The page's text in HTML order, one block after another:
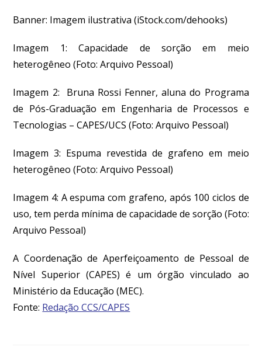
Banner: Imagem ilustrativa (iStock.com/dehooks)
Imagem 1:Capacidade de sorção em meio
heterogêneo (Foto: Arquivo Pessoal)
Imagem 2:
Bruna Rossi Fenner, aluna do Programa
de Pós-Graduação em Engenharia de Processos e
Tecnologias – CAPES/UCS (Foto: Arquivo Pessoal)
Imagem 3: Espuma revestida de grafeno em meio
heterogêneo (Foto: Arquivo Pessoal)
Imagem 4: A espuma com grafeno, após 100 ciclos de
uso, tem perda mínima de capacidade de sorção (Foto:
Arquivo Pessoal)
A Coordenação de Aperfeiçoamento de Pessoal de
Nível Superior (CAPES) é um órgão vinculado ao
Ministério da Educação (MEC).
Fonte: Redação CCS/CAPES